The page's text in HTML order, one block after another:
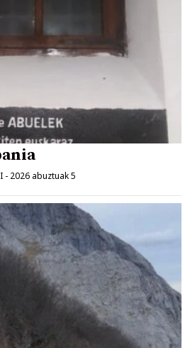
- 2026 abuztuak 5